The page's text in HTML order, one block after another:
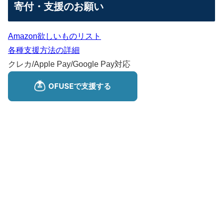
寄付・支援のお願い
Amazon欲しいものリスト
各種支援方法の詳細
クレカ/Apple Pay/Google Pay対応